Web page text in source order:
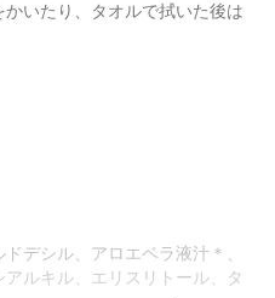
いたり、タオルで拭いた後は
デシル、アロエベラ液汁＊、
アルキル、エリスリトール、タ